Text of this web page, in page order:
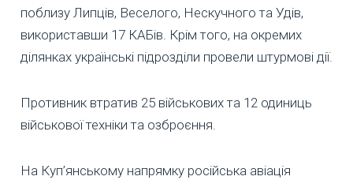
поблизу Липців, Веселого, Нескучного та Удів,
використавши 17 КАБів. Крім того, на окремих
ділянках українські підрозділи провели штурмові дії.
Противник втратив 25 військових та 12 одиниць
військової техніки та озброєння.
На Куп’янському напрямку російська авіація